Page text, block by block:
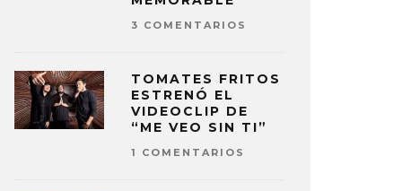
3 COMENTARIOS
TOMATES FRITOS
ESTRENÓ EL
VIDEOCLIP DE
“ME VEO SIN TI”
1 COMENTARIOS